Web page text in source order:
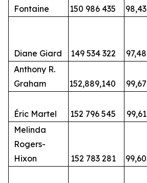
Fontaine
150 986 435 98,43
Diane Giard 149 534 322 97,48
Anthony R.
Graham
152,889,140 99,67
Éric Martel 152 796 545 99,61
Melinda
Rogers-
Hixon
152 783 281 99,60